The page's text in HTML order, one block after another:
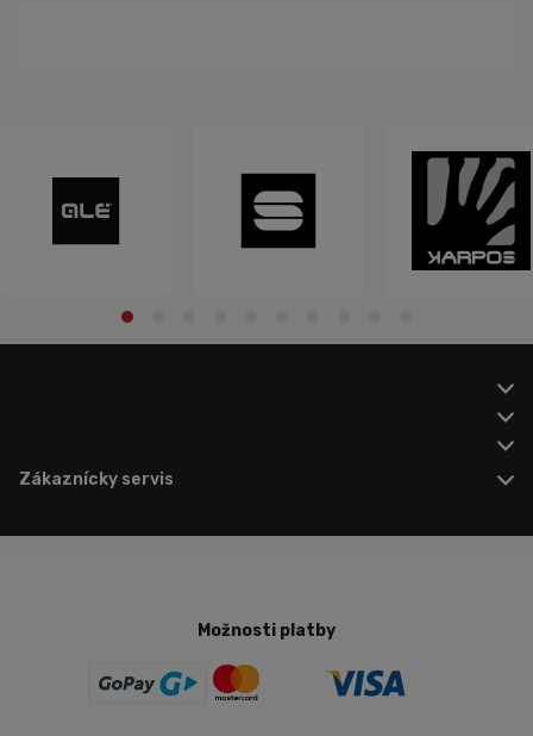
Zákaznícky servis
Možnosti platby